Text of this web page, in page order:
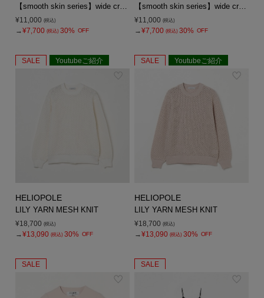
【smooth skin series】wide crew neck
¥11,000 (税込)
→¥7,700 (税込) 30% OFF
【smooth skin series】wide crew neck
¥11,000 (税込)
→¥7,700 (税込) 30% OFF
SALE Youtubeご紹介
HELIOPOLE
LILY YARN MESH KNIT
¥18,700 (税込)
→¥13,090 (税込) 30% OFF
SALE Youtubeご紹介
HELIOPOLE
LILY YARN MESH KNIT
¥18,700 (税込)
→¥13,090 (税込) 30% OFF
SALE SALE